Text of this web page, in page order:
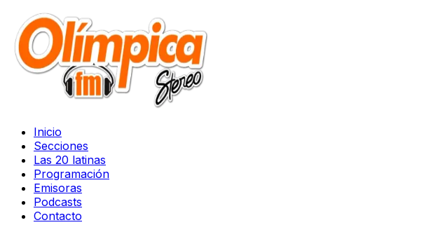
Inicio
Secciones
Las 20 latinas
Programación
Emisoras
Podcasts
Contacto